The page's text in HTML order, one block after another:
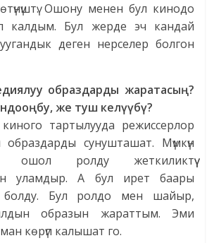
өтүнүштү. Ошону менен бул кинодо
калдым. Бул жерде эч кандай
деген нерселер болгон
образдарды жаратасың?
ңбу,же туш келүүбү?
тартылууда режиссерлор
сунушташат. Мүмкүн
ролду жеткиликтүү
уламдыр. А бул ирет баары
болду. Бул ролдо мен шайыр,
образын жараттым. Эми
көрүп калышат го.